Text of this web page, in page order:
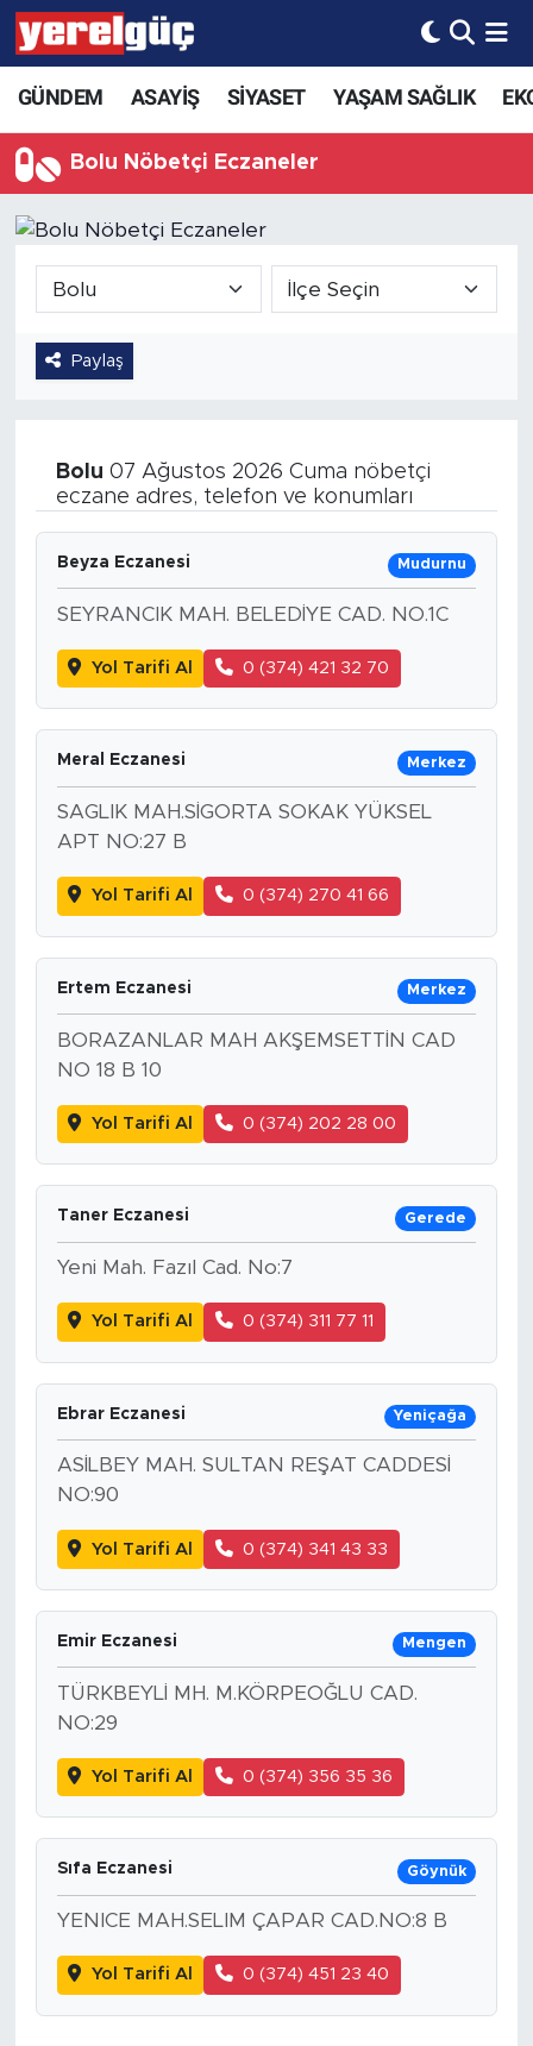
GÜNDEM ASAYİŞ SİYASET YAŞAM SAĞLIK
Bolu Nöbetçi Eczaneler
Paylaş
Bolu 07 Ağustos 2026 Cuma nöbetçi
eczane adres, telefon ve konumları
Beyza Eczanesi Mudurnu
SEYRANCIK MAH. BELEDİYE CAD. NO.1C
Yol Tarifi Al 0 (374) 421 32 70
Meral Eczanesi Merkez
SAGLIK MAH.SİGORTA SOKAK YÜKSEL
APT NO:27 B
Yol Tarifi Al 0 (374) 270 41 66
Ertem Eczanesi Merkez
BORAZANLAR MAH AKŞEMSETTİN CAD
NO 18 B 10
Yol Tarifi Al 0 (374) 202 28 00
Taner Eczanesi Gerede
Yeni Mah. Fazıl Cad. No:7
Yol Tarifi Al 0 (374) 311 77 11
Ebrar Eczanesi Yeniçağa
ASİLBEY MAH. SULTAN REŞAT CADDESİ
NO:90
Yol Tarifi Al 0 (374) 341 43 33
Emir Eczanesi Mengen
TÜRKBEYLİ MH. M.KÖRPEOĞLU CAD.
NO:29
Yol Tarifi Al 0 (374) 356 35 36
Sıfa Eczanesi Göynük
YENICE MAH.SELIM ÇAPAR CAD.NO:8 B
Yol Tarifi Al 0 (374) 451 23 40